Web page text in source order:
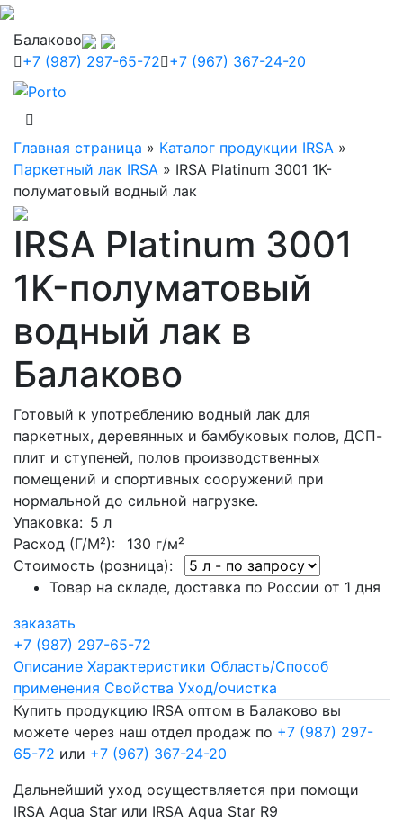
Балаково
+7 (987) 297-65-72 +7 (967) 367-24-20
Главная страница » Каталог продукции IRSA »
Паркетный лак IRSA » IRSA Platinum 3001 1K-
полуматовый водный лак
IRSA Platinum 3001
1K-полуматовый
водный лак в
Балаково
Готовый к употреблению водный лак для
паркетных, деревянных и бамбуковых полов, ДСП-
плит и ступеней, полов производственных
помещений и спортивных сооружений при
нормальной до сильной нагрузке.
Упаковка: 5 л
Расход (Г/М²): 130 г/м²
Стоимость (розница):
Товар на складе, доставка по России от 1 дня
заказать
+7 (987) 297-65-72
Описание Характеристики Область/Способ
применения Свойства Уход/очистка
Купить продукцию IRSA оптом в Балаково вы
можете через наш отдел продаж по +7 (987) 297-
65-72 или +7 (967) 367-24-20
Дальнейший уход осуществляется при помощи
IRSA Aqua Star или IRSA Aqua Star R9